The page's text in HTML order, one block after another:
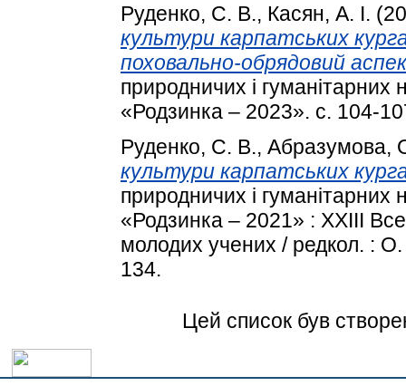
Руденко, С. В., Касян, А. І.
культури карпатських
поховально-обрядовий
природничих і
«Родзинка – 2023». с. 104-
Руденко, С. В., Абразумова,
культури карпатських
природничих і
«Родзинка – 2021» : XXІIІ
молодих учених / редкол. :
134.
Цей список був